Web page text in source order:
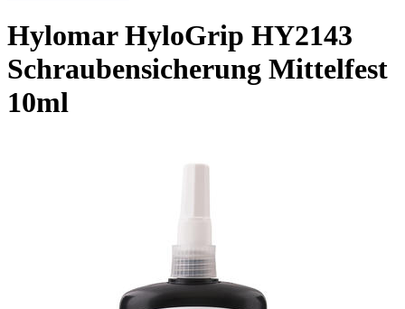
Hylomar HyloGrip HY2143
Schraubensicherung Mittelfest
10ml